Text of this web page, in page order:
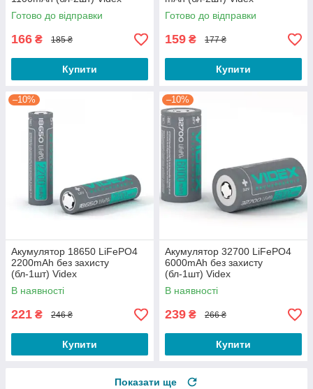
Готово до відправки
166 ₴ 185 ₴
Купити
Готово до відправки
159 ₴ 177 ₴
Купити
–10%
Акумулятор 18650 LiFePO4
2200mAh без захисту
(бл-1шт) Videx
В наявності
221 ₴ 246 ₴
Купити
–10%
Акумулятор 32700 LiFePO4
6000mAh без захисту
(бл-1шт) Videx
В наявності
239 ₴ 266 ₴
Купити
Показати ще